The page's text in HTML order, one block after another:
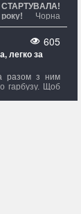
року! Чорна
року,
в магазині
знижки
— той день,
покупку зі
від суми
605
легко за
разом з ним
гарбузу. Щоб